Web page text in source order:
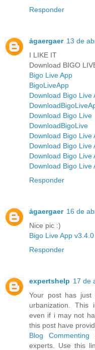
Responder
ảgaergaer 13 de
I LIKE IT
Download BIGO
Bigo Live App
BigoLiveApp
Download Bigo Live
Download Bigo Live
DownloadBigoLive
Download Bigo Live
Download Bigo Live
Download Bigo Live
Download Bigo Live
Responder
ảgaergaer 16 de
Nice pic :)
Bigo Live App
Responder
expertshelp 17 de
Your post has
urbanization. This
even if i may not
this post have
Blog Commenting
experts. Use this